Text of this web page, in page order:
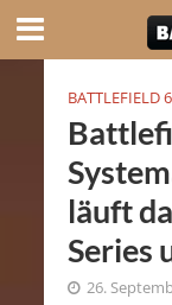
BATTLEFIELD 6
läuft
Series
26.